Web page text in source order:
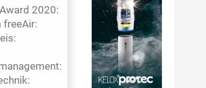
2020:
freeAir: